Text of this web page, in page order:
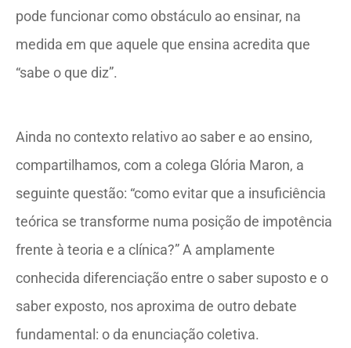
pode funcionar como obstáculo ao ensinar, na
medida em que aquele que ensina acredita que
“sabe o que diz”.
Ainda no contexto relativo ao saber e ao ensino,
compartilhamos, com a colega Glória Maron, a
seguinte questão: “como evitar que a insuficiência
teórica se transforme numa posição de impotência
frente à teoria e a clínica?” A amplamente
conhecida diferenciação entre o saber suposto e o
saber exposto, nos aproxima de outro debate
fundamental: o da enunciação coletiva.